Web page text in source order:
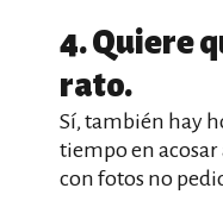
4. Quiere
rato.
Sí, también hay
tiempo en
con fotos no